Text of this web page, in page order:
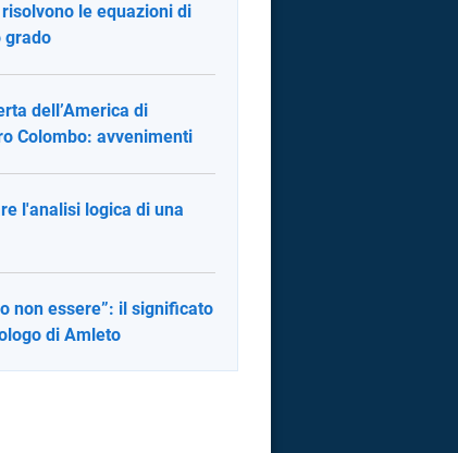
le equazioni di
grado
dell’America di
Colombo: avvenimenti
l'analisi logica di una
non essere”: il significato
di Amleto